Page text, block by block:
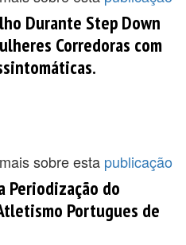
Durante Step Down
Corredoras com
sobre esta publicação
Periodização do
Portugues de